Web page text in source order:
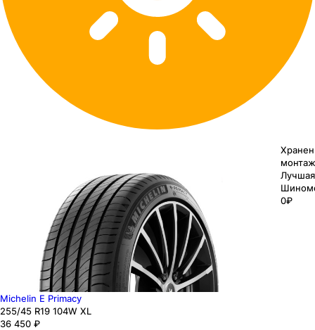
0₽
Michelin E Primacy
255/45 R19 104W XL
36 450 ₽